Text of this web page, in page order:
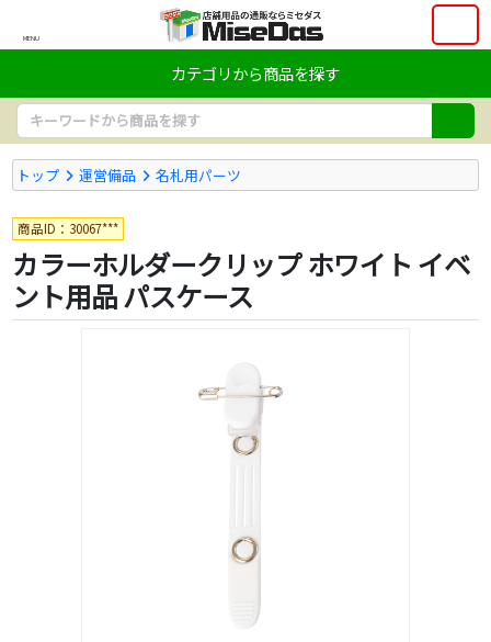
MENU
カテゴリから商品を探す
トップ 運営備品 名札用パーツ
商品ID：30067***
カラーホルダークリップ ホワイト イベ
ント用品 パスケース